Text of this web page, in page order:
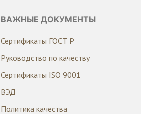
ВАЖНЫЕ ДОКУМЕНТЫ
Сертификаты ГОСТ Р
Руководство по качеству
Сертификаты ISO 9001
ВЭД
Политика качества